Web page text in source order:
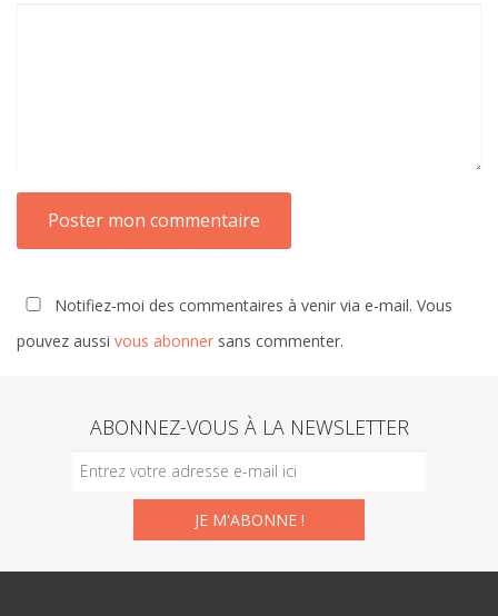
Notifiez-moi des commentaires à venir via e-mail. Vous
pouvez aussi vous abonner sans commenter.
ABONNEZ-VOUS À LA NEWSLETTER